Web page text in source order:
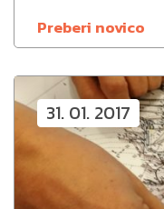
Preberi novico
31. 01. 2017